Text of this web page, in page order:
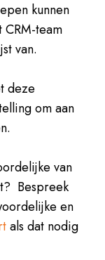
kunnen
team
van.
deze
om aan
van
Bespreek
en
als dat nodig